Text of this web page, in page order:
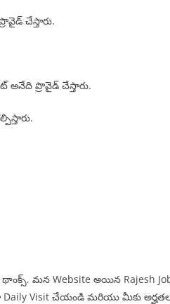
చేస్తారు.
అనేది ప్రొవైడ్ చేస్తారు.
మన Website అయిన Rajesh
Daily Visit చేయండి మరియు మీకు